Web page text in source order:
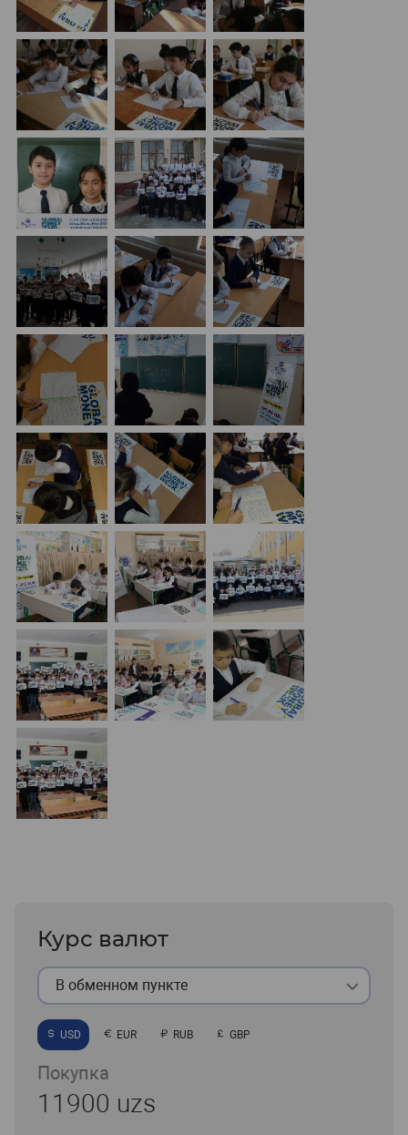
Курс валют
В обменном пункте
USD EUR RUB GBP
Покупка
11900 uzs